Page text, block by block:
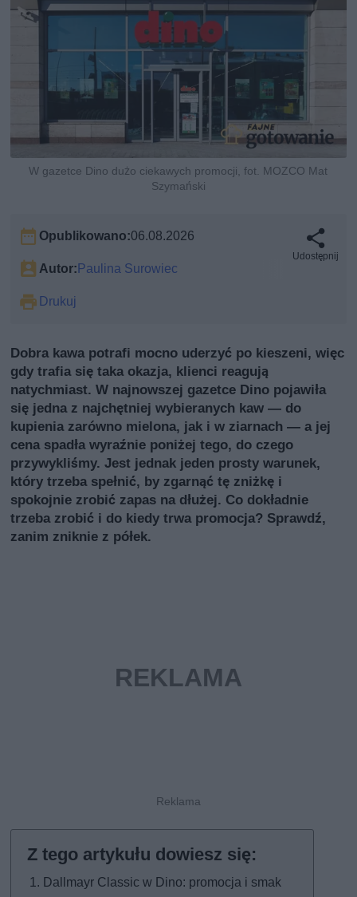
W gazetce Dino dużo ciekawych promocji, fot. MOZCO Mat
Szymański
Opublikowano:06.08.2026
Autor: Paulina Surowiec
Drukuj
Udostępnij
Dobra kawa potrafi mocno uderzyć po kieszeni, więc
gdy trafia się taka okazja, klienci reagują
natychmiast. W najnowszej gazetce Dino pojawiła
się jedna z najchętniej wybieranych kaw — do
kupienia zarówno mielona, jak i w ziarnach — a jej
cena spadła wyraźnie poniżej tego, do czego
przywykliśmy. Jest jednak jeden prosty warunek,
który trzeba spełnić, by zgarnąć tę zniżkę i
spokojnie zrobić zapas na dłużej. Co dokładnie
trzeba zrobić i do kiedy trwa promocja? Sprawdź,
zanim zniknie z półek.
Dallmayr Classic w Dino: promocja i smak